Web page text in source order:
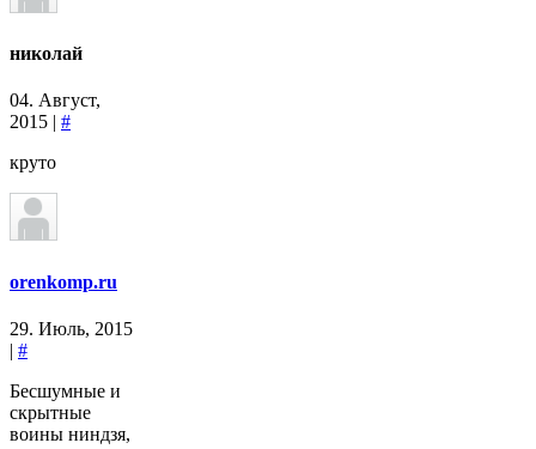
николай
04. Август,
2015 | #
круто
orenkomp.ru
29. Июль, 2015
| #
Бесшумные и
скрытные
воины ниндзя,